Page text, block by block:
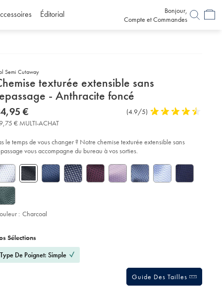
Éditorial
Bonjour,
Compte et Commandes
Semi Cutaway
texturée extensible sans
- Anthracite foncé
www.charlestyrwhitt.com/fr/chemise-
€
Commentaires
(4.9/5) 4,9
of
5
€ MULTI-ACHAT
le temps de vous changer ? Notre chemise texturée extensible sans
vous accompagne du bureau à vos sorties.
: Charcoal
Sélections
Type De Poignet: Simple
Guide Des Tailles